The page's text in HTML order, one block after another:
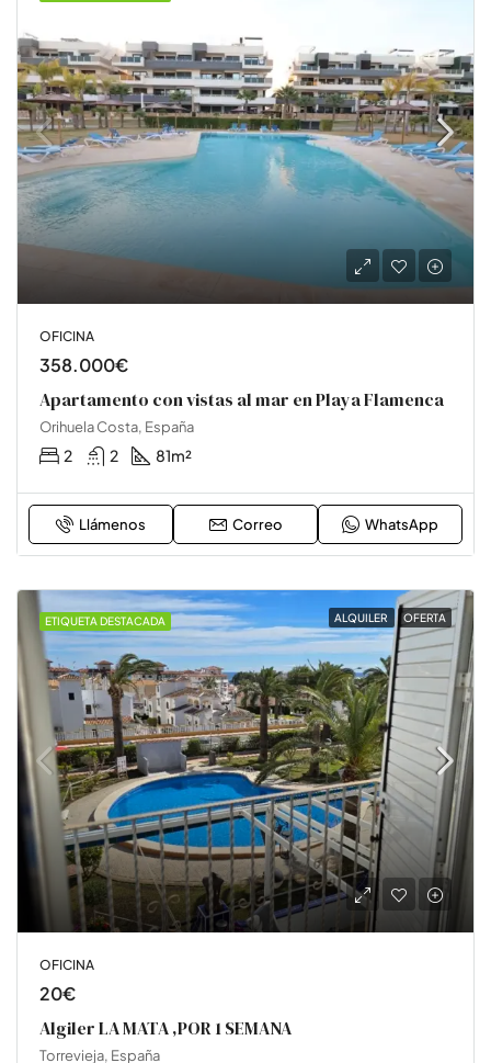
OFICINA
358.000€
Apartamento con vistas al mar en Playa Flamenca
Orihuela Costa, España
2 2 81m²
Llámenos Correo WhatsApp
ETIQUETA DESTACADA ALQUILER OFERTA
OFICINA
20€
Algiler LA MATA ,POR 1 SEMANA
Torrevieja, España